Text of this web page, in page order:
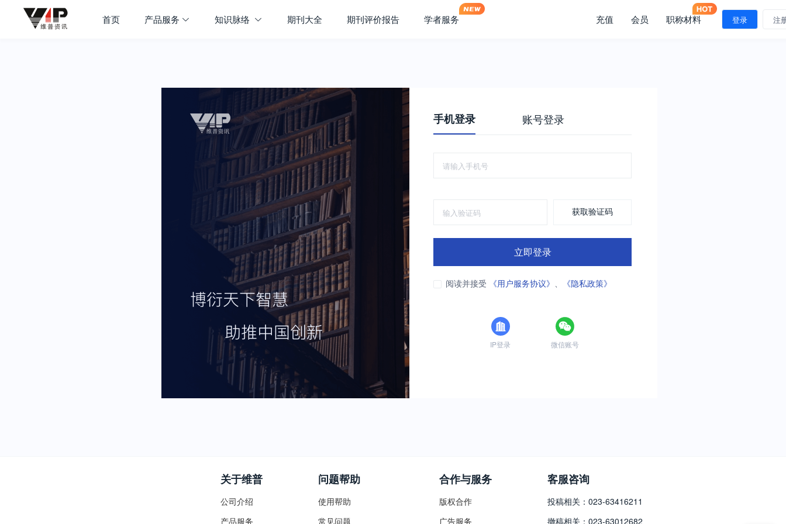
首页 产品服务 知识脉络 期刊大全 期刊评价报告 学者服务 充值 会员 职称材料 登录 注
手机登录 账号登录
获取验证码
立即登录
阅读并接受 《用户服务协议》 、 《隐私政策》
IP登录 微信账号
关于维普
公司介绍
产品服务
问题帮助
使用帮助
常见问题
合作与服务
版权合作
广告服务
客服咨询
投稿相关：023-63416211
撤稿相关：023-63012682